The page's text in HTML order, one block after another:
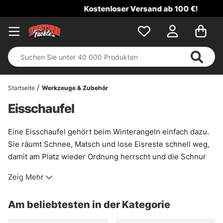
Kostenloser Versand ab 100 €!
Startseite Werkzeuge & Zubehör
Eisschaufel
Eine Eisschaufel gehört beim Winterangeln einfach dazu.
Sie räumt Schnee, Matsch und lose Eisreste schnell weg,
damit am Platz wieder Ordnung herrscht und die Schnur
zugewachsenen Eisflächen macht das einen spürbaren
Die robuste, scharf ausgeführte Kante greift ordentlich zu
Zeig Mehr
Am beliebtesten in der Kategorie